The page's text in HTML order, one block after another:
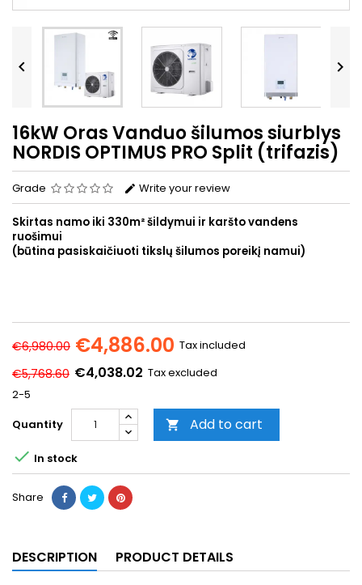
 
16kW Oras Vanduo šilumos siurblys
NORDIS OPTIMUS PRO Split (trifazis)
Grade Write your review
Skirtas namo iki 330m² šildymui ir karšto vandens
ruošimui
(būtina pasiskaičiuoti tikslų šilumos poreikį namui)
€6,980.00 €4,886.00 Tax included
€5,768.60 €4,038.02 Tax excluded
2-5
Quantity
 Add to cart
 In stock
Share
DESCRIPTION PRODUCT DETAILS